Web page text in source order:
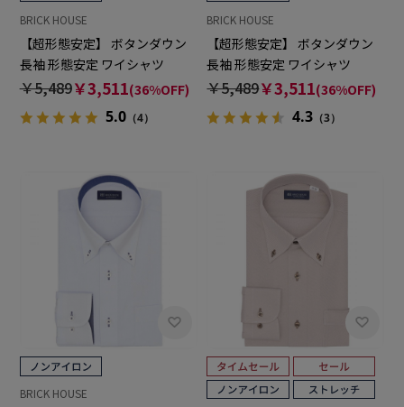
BRICK HOUSE
【超形態安定】 ボタンダウン
長袖 形態安定 ワイシャツ
￥5,489￥3,511(36%OFF)
5.0（4）
BRICK HOUSE
【超形態安定】 ボタンダウン
長袖 形態安定 ワイシャツ
￥5,489￥3,511(36%OFF)
4.3 （3）
BRICK HOUSE